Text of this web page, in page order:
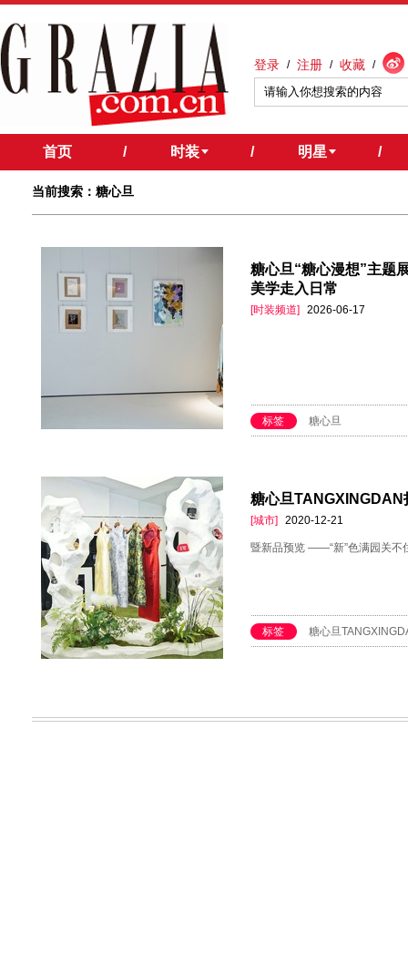
登录 / 注册 / 收藏 /
首页 / 时装 / 明星 /
当前搜索：糖心旦
糖心旦“糖心漫想”主题
美学走入日常
[时装频道] 2026-06-17
标签 糖心旦
糖心旦
[城市] 2020-12-21
暨新品预览 ——“新”色满园关不
标签 糖心旦